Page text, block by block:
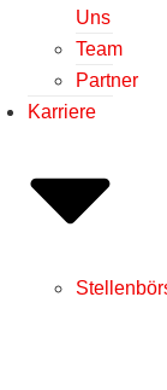
Uns
Team
Partner
Karriere